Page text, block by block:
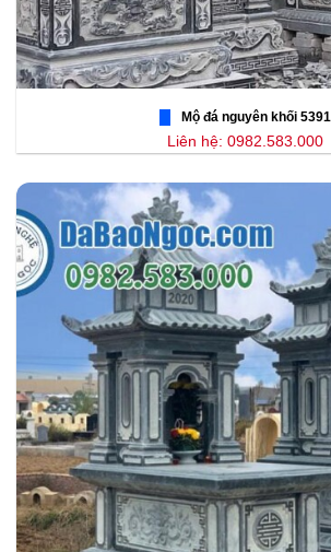
Mộ đá nguyên khối 5391
Liên hệ: 0982.583.000